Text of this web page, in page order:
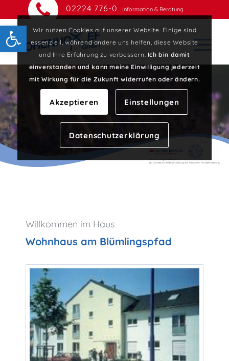
Open toolbar
02224 776-0 Information & Beratung
Willkommen im Haus
Wohnhaus am Blümlingspfad
Wir nutzen Cookies auf unserer Website. Einige sind
essenziell, während andere uns helfen, diese Website
und Ihre Erfahrung zu verbessern. Ich bin damit
einverstanden und kann meine Einwilligung jederzeit
mit Wirkung für die Zukunft widerrufen oder ändern.
Akzeptieren Einstellungen
Datenschutzerklärung